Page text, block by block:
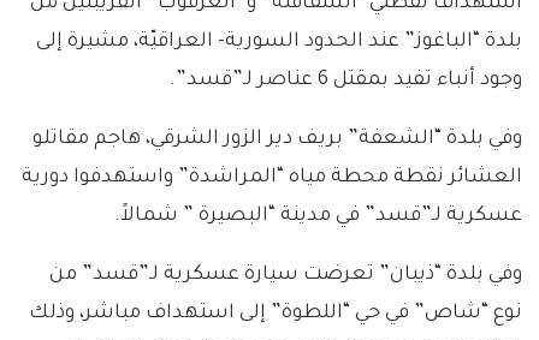
بلدة “الباغوز” عند الحدود السورية- العراقيّة، مشيرة إلى
وجود أنباء تفيد بمقتل 6 عناصر لـ”قسد”.
وفي بلدة “الشعفة” بريف دير الزور الشرقي، هاجم مقاتلو
العشائر نقطة محطة مياه “المراشدة” واستهدفوا دورية
عسكرية لـ”قسد” في مدينة “البصيرة ” شمالاً.
وفي بلدة “ذيبان” تعرضت سيارة عسكرية لـ”قسد” من
نوع “شاص” في حي “اللطوة” إلى استهداف مباشر، وذلك